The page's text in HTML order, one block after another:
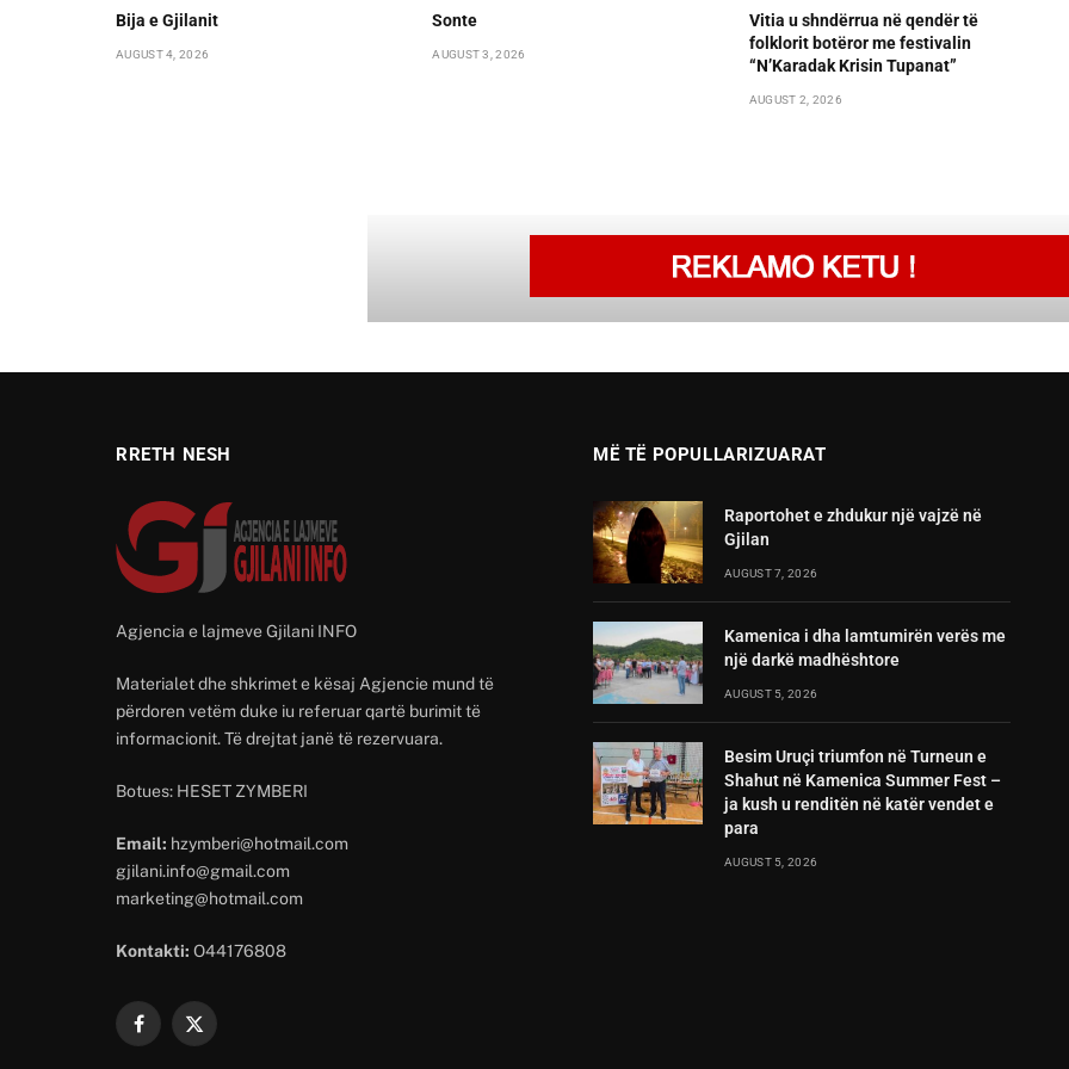
Bija e Gjilanit
AUGUST 4, 2026
Sonte
AUGUST 3, 2026
Vitia u shndërrua në qendër të
folklorit botëror me festivalin
“N’Karadak Krisin Tupanat”
AUGUST 2, 2026
RRETH NESH
Agjencia e lajmeve Gjilani INFO
Materialet dhe shkrimet e kësaj Agjencie mund të
përdoren vetëm duke iu referuar qartë burimit të
informacionit. Të drejtat janë të rezervuara.
Botues: HESET ZYMBERI
Email: hzymberi@hotmail.com
gjilani.info@gmail.com
marketing@hotmail.com
Kontakti: O44176808
Facebook
X
MË TË POPULLARIZUARAT
Raportohet e zhdukur një vajzë në
Gjilan
AUGUST 7, 2026
Kamenica i dha lamtumirën verës me
një darkë madhështore
AUGUST 5, 2026
Besim Uruçi triumfon në Turneun e
Shahut në Kamenica Summer Fest –
ja kush u renditën në katër vendet e
para
AUGUST 5, 2026